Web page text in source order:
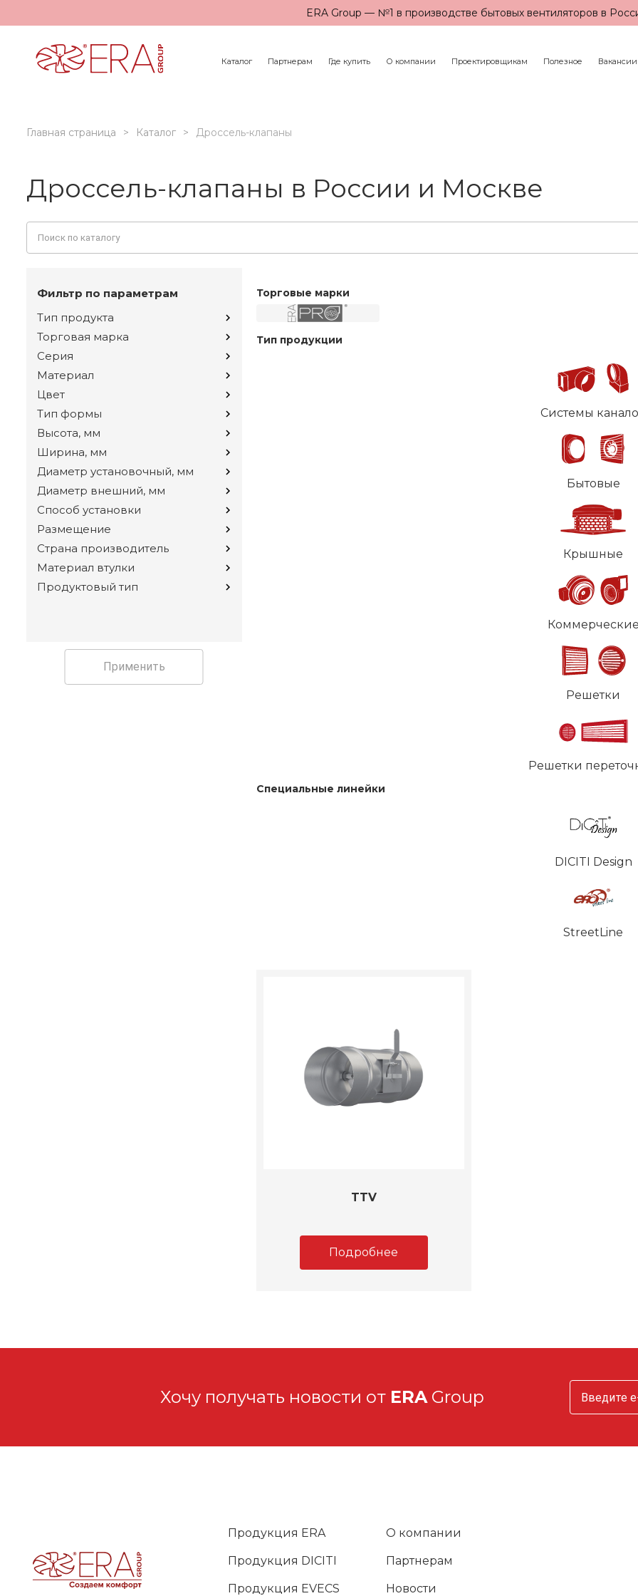
ERA Group — №1 в производстве бытовых вентиляторов в
Каталог Партнерам Где купить О компании Проектировщикам Полезное Вакансии
Главная страница Каталог Дроссель-клапаны
Дроссель-клапаны в России и Москве
Фильтр по параметрам
Тип продукта
Торговая марка
Серия
Материал
Цвет
Тип формы
Высота, мм
Ширина, мм
Диаметр установочный, мм
Диаметр внешний, мм
Способ установки
Размещение
Страна производитель
Материал втулки
Продуктовый тип
Применить
Торговые марки
Тип продукции
Системы
Бытовые
Крышные
Решетки
Решетки
Специальные линейки
DICITI Design
StreetLine
TTV
Подробнее
Хочу получать новости от ERAGroup
Продукция ERA
Продукция DICITI
Продукция EVECS
О компании
Партнерам
Новости